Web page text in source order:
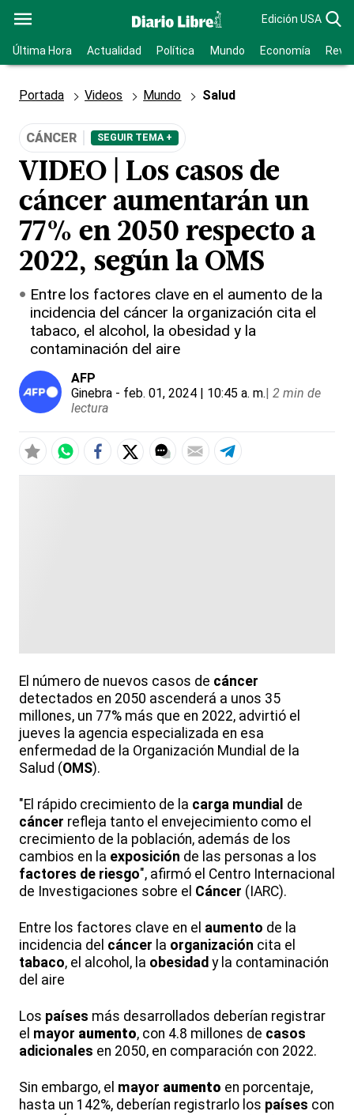
Edición USA
Última Hora Actualidad Política Mundo Economía
Portada Videos Mundo Salud
CÁNCER SEGUIR TEMA +
VIDEO | Los casos de
cáncer aumentarán un
77% en 2050 respecto a
2022, según la OMS
Entre los factores clave en el aumento de la
incidencia del cáncer la organización cita el
tabaco, el alcohol, la obesidad y la
contaminación del aire
AFP
Ginebra - feb. 01, 2024 | 10:45 a. m.| 2 min de
lectura
El número de nuevos casos de cáncer
detectados en 2050 ascenderá a unos 35
millones, un 77% más que en 2022, advirtió el
jueves la agencia especializada en esa
enfermedad de la Organización Mundial de la
Salud (OMS).
"El rápido crecimiento de la carga mundial de
cáncer refleja tanto el envejecimiento como el
crecimiento de la población, además de los
cambios en la exposición de las personas a los
factores de riesgo", afirmó el Centro Internacional
de Investigaciones sobre el Cáncer (IARC).
Entre los factores clave en el aumento de la
incidencia del cáncer la organización cita el
tabaco, el alcohol, la obesidad y la contaminación
del aire
Los países más desarrollados deberían registrar
el mayor aumento, con 4.8 millones de casos
adicionales en 2050, en comparación con 2022.
Sin embargo, el mayor aumento en porcentaje,
hasta un 142%, deberían registrarlo los países con